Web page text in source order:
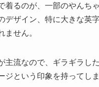
るのが、一部のやんち
ザイン、特に大きな英
せん。
流なので、ギラギラし
という印象を持ってし